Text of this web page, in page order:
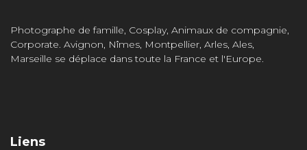
Photographe de famille, Cosplay, Animaux de compagnie,
Corporate. Avignon, Nîmes, Montpellier, Arles, Ales,
Marseille se déplace dans toute la France et l'Europe.
Liens